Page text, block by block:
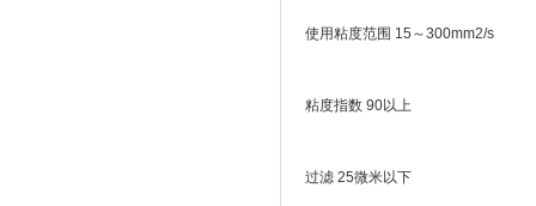
使用粘度范围 15～300mm2/s
粘度指数 90以上
过滤 25微米以下